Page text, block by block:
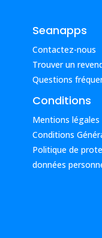
Seanapps
Contactez-nous
Trouver un
Questions
Conditions
Mentions légales
Conditions
Politique de
données